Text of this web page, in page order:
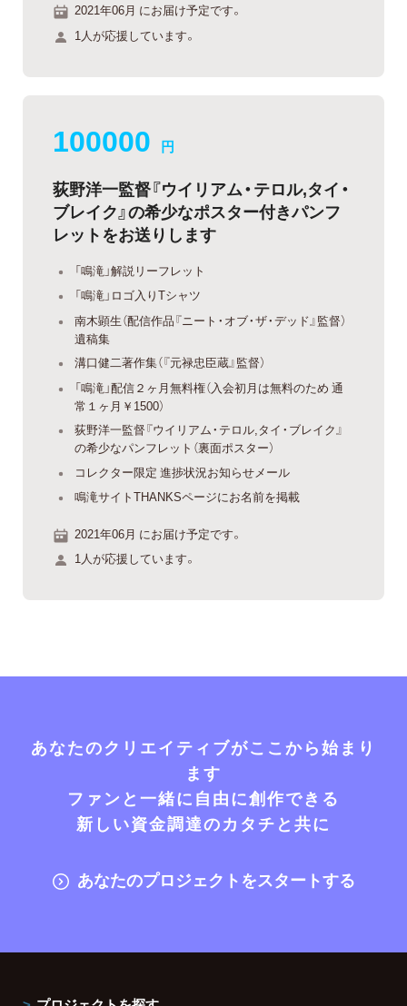
2021年06月 にお届け予定です。
1人が応援しています。
100000 円
荻野洋一監督『ウイリアム・テロル,タイ・
ブレイク』の希少なポスター付きパンフ
レットをお送りします
「鳴滝」解説リーフレット
「鳴滝」ロゴ入りTシャツ
南木顕生（配信作品『ニート・オブ・ザ・デッド』監督）
遺稿集
溝口健二著作集（『元禄忠臣蔵』監督）
「鳴滝」配信２ヶ月無料権（入会初月は無料のため 通
常１ヶ月￥1500）
荻野洋一監督『ウイリアム・テロル,タイ・ブレイク』
の希少なパンフレット（裏面ポスター）
コレクター限定 進捗状況お知らせメール
鳴滝サイトTHANKSページにお名前を掲載
2021年06月 にお届け予定です。
1人が応援しています。
あなたのクリエイティブがここから始まり
ます
ファンと一緒に自由に創作できる
新しい資金調達のカタチと共に
あなたのプロジェクトをスタートする